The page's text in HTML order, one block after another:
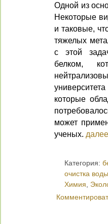
Одной из
Некоторые
и таковые,
тяжелых
с этой
белком,
которые
может
ученых.
Категория:
очистка воды
Химия,